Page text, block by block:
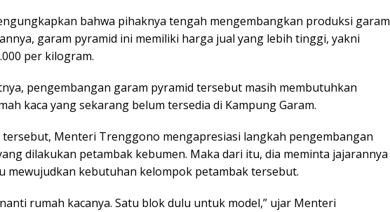
bahwa pihaknya tengah mengembangkan produksi garam
garam pyramid ini memiliki harga jual yang lebih tinggi, yakni
per kilogram.
pengembangan garam pyramid tersebut masih membutuhkan
kaca yang sekarang belum tersedia di Kampung Garam.
Menteri Trenggono mengapresiasi langkah pengembangan
dilakukan petambak kebumen. Maka dari itu, dia meminta jajarannya
mewujudkan kebutuhan kelompok petambak tersebut.
rumah kacanya. Satu blok dulu untuk model,” ujar Menteri